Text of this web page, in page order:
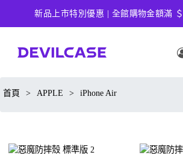
新品上市特別優惠 | 全館購物金額滿
首頁 > APPLE > iPhone Air